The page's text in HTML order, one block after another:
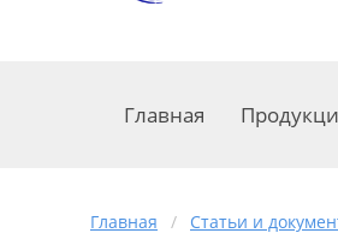
Главная
Главная / Статьи и